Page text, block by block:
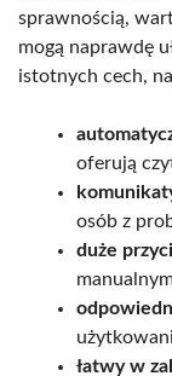
sprawnością,
mogą naprawdę
istotnych cech,
oferują
osób z
duże
łatwy w